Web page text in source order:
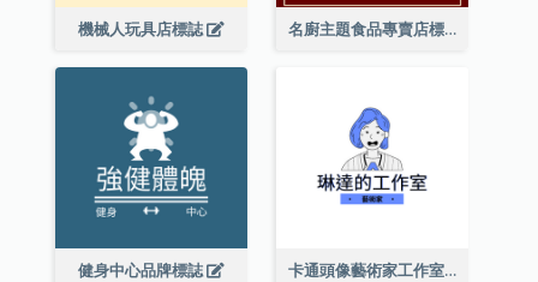
機械人玩具店標誌 名廚主題食品專賣店標誌
健身中心品牌標誌 卡通頭像藝術家工作室標誌